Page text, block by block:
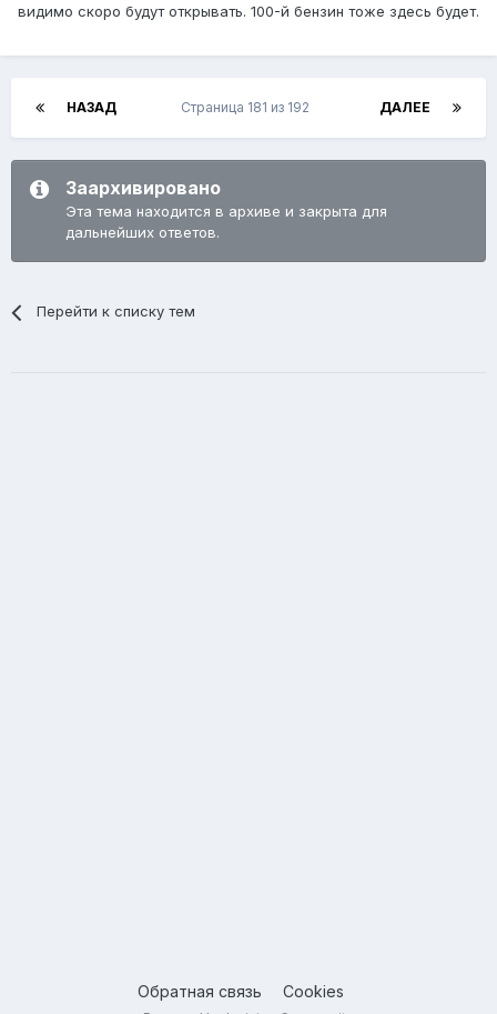
видимо скоро будут открывать. 100-й бензин тоже здесь будет.
НАЗАД ДАЛЕЕ
Страница 181 из 192
Заархивировано
Эта тема находится в архиве и закрыта для
дальнейших ответов.
Перейти к списку тем
Обратная связь Cookies